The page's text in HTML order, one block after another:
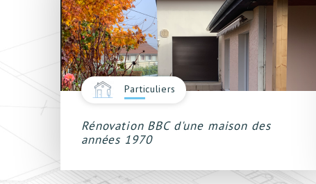
Particuliers
Rénovation BBC d'une maison des
années 1970